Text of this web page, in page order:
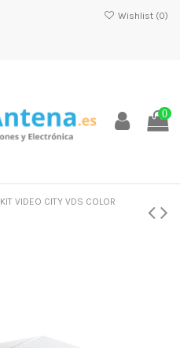
Wishlist (0)
0
KIT VIDEO CITY VDS COLOR